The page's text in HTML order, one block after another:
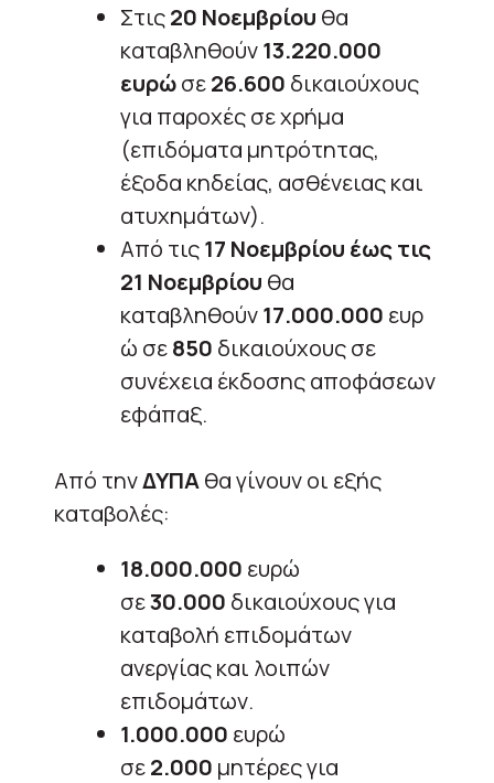
Στις20 Νοεμβρίου θα
καταβληθούν13.220.000
ευρώσε26.600 δικαιούχους
για παροχές σε χρήμα
(επιδόματα μητρότητας,
έξοδα κηδείας, ασθένειας και
ατυχημάτων).
Από τις17 Νοεμβρίου έως τις
21 Νοεμβρίου θα
καταβληθούν17.000.000 ευρ
ώ σε850 δικαιούχους σε
συνέχεια έκδοσης αποφάσεων
εφάπαξ.
Από τηνΔΥΠΑθα γίνουν οι εξής
καταβολές:
18.000.000 ευρώ
σε30.000 δικαιούχους για
καταβολή επιδομάτων
ανεργίας και λοιπών
επιδομάτων.
1.000.000 ευρώ
σε2.000 μητέρες για